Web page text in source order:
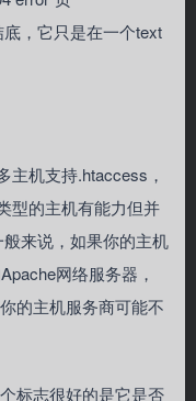
，它只是在一个text
主机支持.htaccess，
型的主机有能力但并
来说，如果你的主机
网络服务器，
的主机服务商可能不
标志很好的是它是否